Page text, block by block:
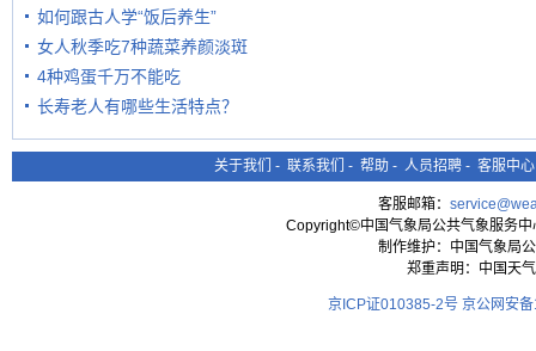
如何跟古人学“饭后养生”
女人秋季吃7种蔬菜养颜淡斑
4种鸡蛋千万不能吃
长寿老人有哪些生活特点？
关于我们 - 联系我们 - 帮助 - 人员招聘 - 客服中心
客服邮箱：
Copyright©中国气象局公共气象服务
制作维护：中国气象局
郑重声明：中国天
京ICP证010385-2号 京公网安